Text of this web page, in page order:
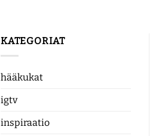
KATEGORIAT
hääkukat
igtv
inspiraatio